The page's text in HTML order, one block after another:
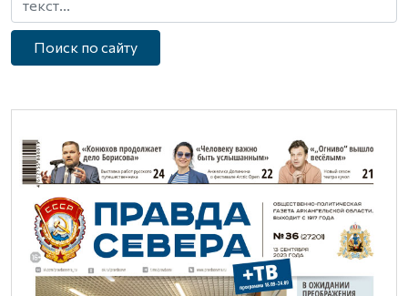
Поиск по сайту